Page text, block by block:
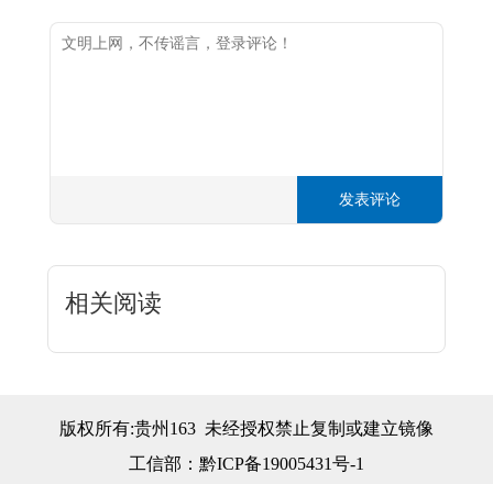
发表评论
相关阅读
版权所有:贵州163 未经授权禁止复制或建立镜像
工信部： 黔ICP备19005431号-1